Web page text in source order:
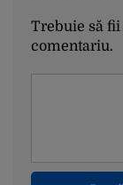
Trebuie să fii
comentariu.